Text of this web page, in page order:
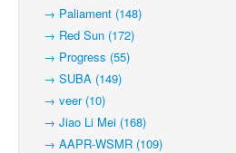
→ Paliament (148)
→ Red Sun (172)
→ Progress (55)
→ SUBA (149)
→ veer (10)
→ Jiao Li Mei (168)
→ AAPR-WSMR (109)